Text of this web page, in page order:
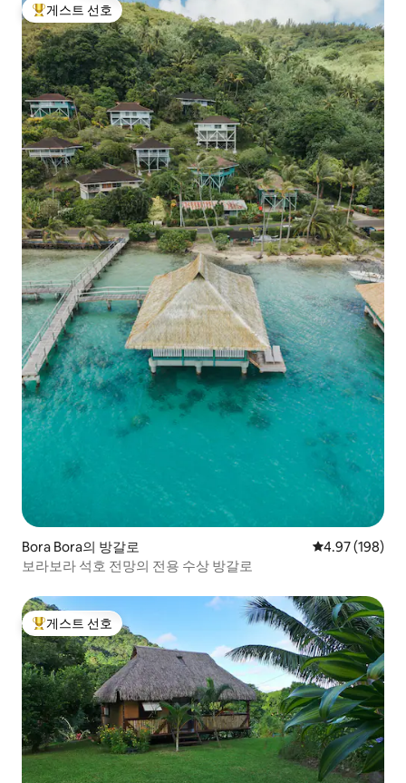
상위 게스트 선호
게스트 선호
Bora Bora의 방갈로 평점 4.97점(5
4.97 (198)
보라보라 석호 전망의 전용 수상 방갈로
상위 게스트 선호
게스트 선호